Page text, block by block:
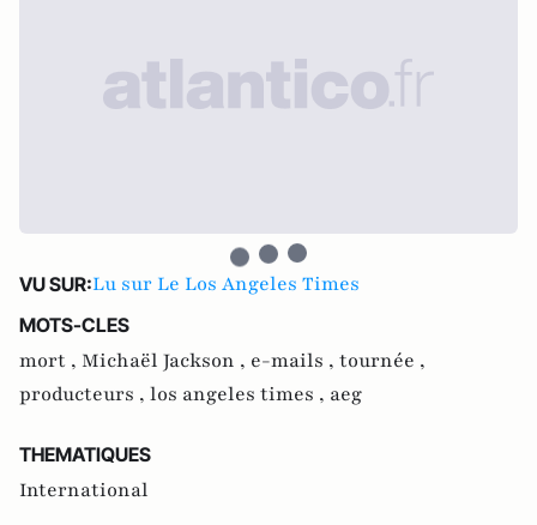
VU SUR:Lu sur Le Los Angeles Times
MOTS-CLES
mort , Michaël Jackson , e-mails , tournée ,
producteurs , los angeles times , aeg
THEMATIQUES
International